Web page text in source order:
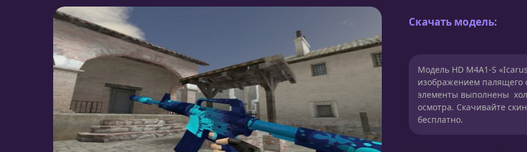
Скачать модель:
Модель HD M4A1-S
изображением палящего
элементы выполнены
осмотра. Скачивайте
бесплатно.